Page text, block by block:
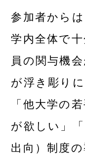
参加者から
学内全体で
員の関与機
が浮き彫り
「他大学の
が欲しい」
出向）制度